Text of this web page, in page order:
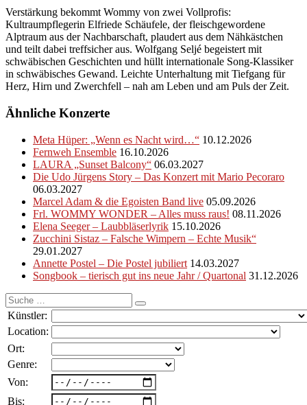
Verstärkung bekommt Wommy von zwei Vollprofis:
Kultraumpflegerin Elfriede Schäufele, der fleischgewordene
Alptraum aus der Nachbarschaft, plaudert aus dem Nähkästchen
und teilt dabei treffsicher aus. Wolfgang Seljé begeistert mit
schwäbischen Geschichten und hüllt internationale Song-Klassiker
in schwäbisches Gewand. Leichte Unterhaltung mit Tiefgang für
Herz, Hirn und Zwerchfell – nah am Leben und am Puls der Zeit.
Ähnliche Konzerte
Meta Hüper: „Wenn es Nacht wird…“ 10.12.2026
Fernweh Ensemble 16.10.2026
LAURA „Sunset Balcony“ 06.03.2027
Die Udo Jürgens Story – Das Konzert mit Mario Pecoraro
06.03.2027
Marcel Adam & die Egoisten Band live 05.09.2026
Frl. WOMMY WONDER – Alles muss raus! 08.11.2026
Elena Seeger – Laubbläserlyrik 15.10.2026
Zucchini Sistaz – Falsche Wimpern – Echte Musik“
29.01.2027
Annette Postel – Die Postel jubiliert 14.03.2027
Songbook – tierisch gut ins neue Jahr / Quartonal 31.12.2026
Suche
nach:
Künstler:
Location:
Ort:
Genre:
Von:
Bis: